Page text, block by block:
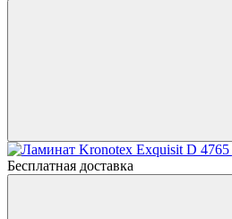
Бесплатная доставка